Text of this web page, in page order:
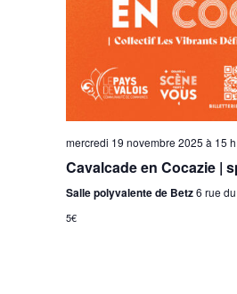
mercredi 19 novembre 2025 à 15
Cavalcade en Cocazie |
Salle polyvalente de Betz6 rue
5€